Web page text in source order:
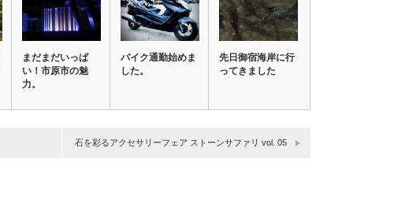
まだまだいっぱ
い！市原市の魅
力。
バイク通勤始めま
した。
先日御宿海岸に行
ってきました
石を彩るアクセサリーフェア ストーンサファリ vol. 05